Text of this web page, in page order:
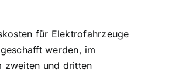
für Elektrofahrzeuge
werden, im
zweiten und dritten